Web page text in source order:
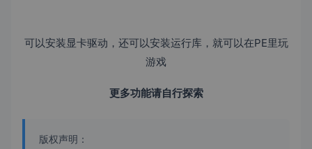
可以安装显卡驱动，还可以安装运行库，就可以在PE里玩
游戏
更多功能请自行探索
版权声明：